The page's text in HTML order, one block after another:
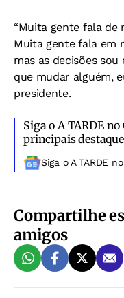
“Muita gente fala de
Muita gente fala em
mas as decisões
que mudar alguém,
presidente.
Siga o A TARDE no
principais
Siga o A TARDE
Compartilhe
amigos